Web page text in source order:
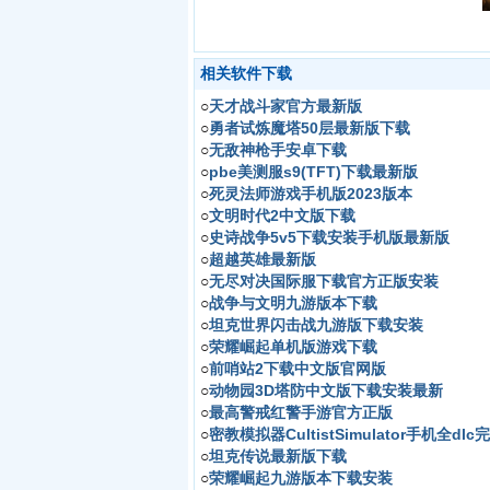
相关软件下载
○天才战斗家官方最新版
○勇者试炼魔塔50层最新版下载
○无敌神枪手安卓下载
○pbe美测服s9(TFT)下载最新版
○死灵法师游戏手机版2023版本
○文明时代2中文版下载
○史诗战争5v5下载安装手机版最新版
○超越英雄最新版
○无尽对决国际服下载官方正版安装
○战争与文明九游版本下载
○坦克世界闪击战九游版下载安装
○荣耀崛起单机版游戏下载
○前哨站2下载中文版官网版
○动物园3D塔防中文版下载安装最新
○最高警戒红警手游官方正版
○密教模拟器CultistSimulator手机全dlc
○坦克传说最新版下载
○荣耀崛起九游版本下载安装